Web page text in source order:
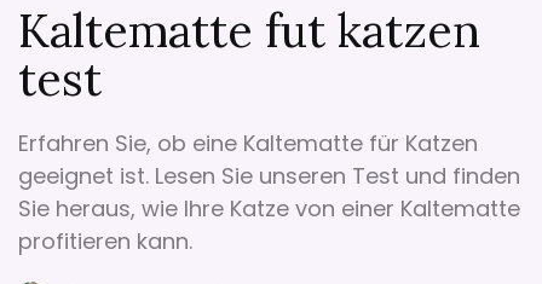
Kaltematte fut katzen
test
Erfahren Sie, ob eine Kaltematte für Katzen
geeignet ist. Lesen Sie unseren Test und finden
Sie heraus, wie Ihre Katze von einer Kaltematte
profitieren kann.